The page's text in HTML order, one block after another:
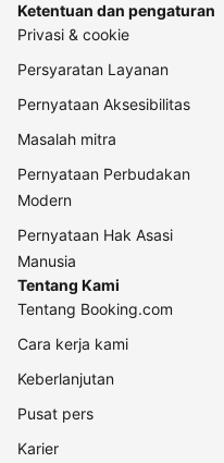
Ketentuan dan pengaturan
Privasi & cookie
Persyaratan Layanan
Pernyataan Aksesibilitas
Masalah mitra
Pernyataan Perbudakan
Modern
Pernyataan Hak Asasi
Manusia
Tentang Kami
Tentang Booking.com
Cara kerja kami
Keberlanjutan
Pusat pers
Karier